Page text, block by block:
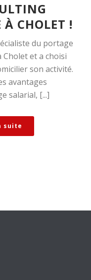
À CHOLET !
du portage
Cholet et a choisi
son activité.
avantages
salarial, [...]
suite